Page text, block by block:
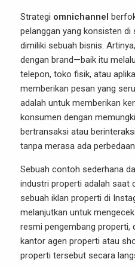
Strategi omnichannel
pelanggan yang konsisten di
dimiliki sebuah bisnis.
dengan brand—baik itu
telepon, toko fisik, atau
memberikan pesan yang
adalah untuk memberikan
konsumen dengan
bertransaksi atau
tanpa merasa ada
Sebuah contoh sederhana
industri properti adalah saat
sebuah iklan properti di
melanjutkan untuk
resmi pengembang properti,
kantor agen properti atau
properti tersebut secara